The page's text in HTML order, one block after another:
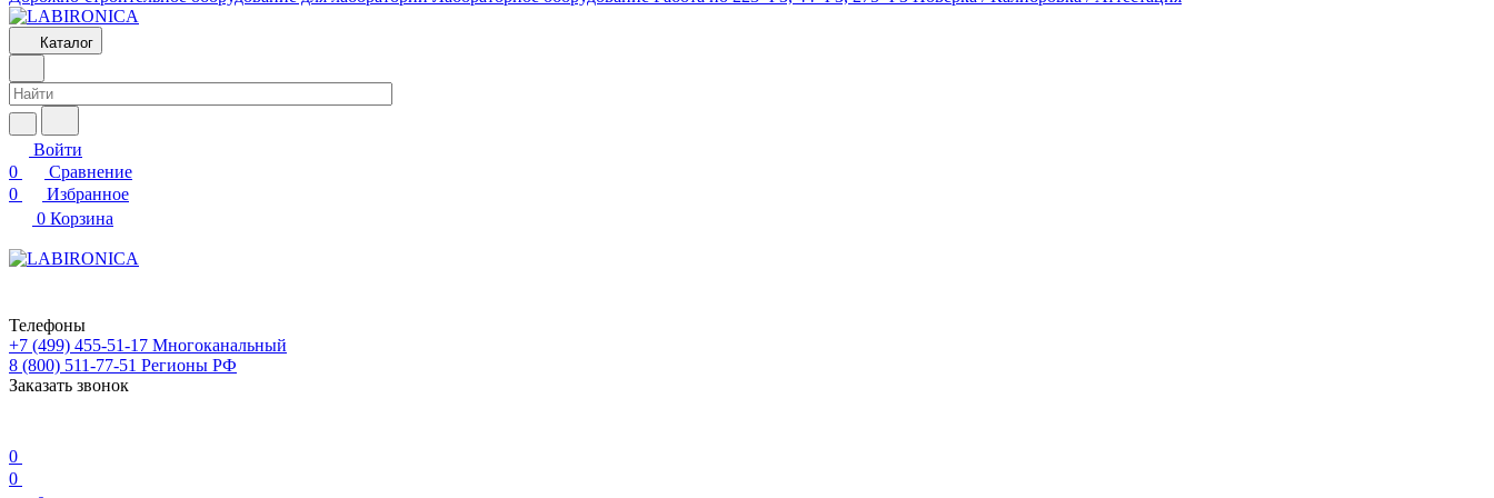
Каталог
Войти
0
Сравнение
0
Избранное
0 Корзина
Телефоны
+7 (499) 455-51-17 Многоканальный
8 (800) 511-77-51 Регионы РФ
Заказать звонок
0
0